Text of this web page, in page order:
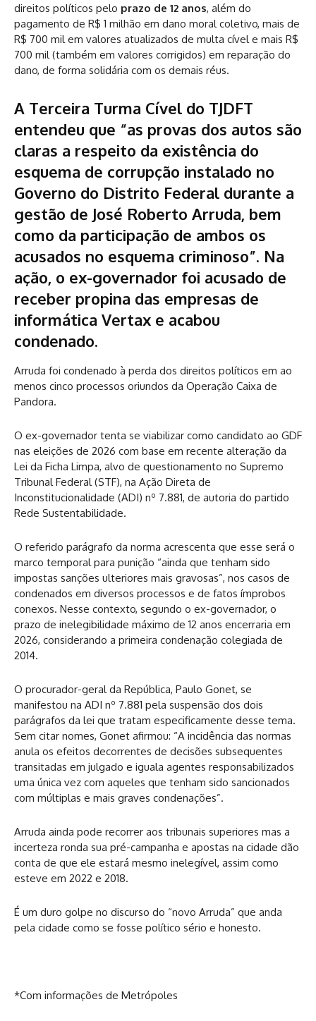
direitos políticos pelo prazo de 12 anos, além do
pagamento de R$ 1 milhão em dano moral coletivo, mais de
R$ 700 mil em valores atualizados de multa cível e mais R$
700 mil (também em valores corrigidos) em reparação do
dano, de forma solidária com os demais réus.
A Terceira Turma Cível do TJDFT
entendeu que “as provas dos autos são
claras a respeito da existência do
esquema de corrupção instalado no
Governo do Distrito Federal durante a
gestão de José Roberto Arruda , bem
como da participação de ambos os
acusados no esquema criminoso”. Na
ação, o ex-governador foi acusado de
receber propina das empresas de
informática Vertax e acabou
condenado.
Arruda foi condenado à perda dos direitos políticos em ao
menos cinco processos oriundos da Operação Caixa de
Pandora.
O ex-governador tenta se viabilizar como candidato ao GDF
nas eleições de 2026 com base em recente alteração da
Lei da Ficha Limpa, alvo de questionamento no Supremo
Tribunal Federal (STF), na Ação Direta de
Inconstitucionalidade (ADI) nº 7.881, de autoria do partido
Rede Sustentabilidade.
O referido parágrafo da norma acrescenta que esse será o
marco temporal para punição “ainda que tenham sido
impostas sanções ulteriores mais gravosas”, nos casos de
condenados em diversos processos e de fatos ímprobos
conexos. Nesse contexto, segundo o ex-governador, o
prazo de inelegibilidade máximo de 12 anos encerraria em
2026, considerando a primeira condenação colegiada de
2014.
O procurador-geral da República, Paulo Gonet, se
manifestou na ADI nº 7.881 pela suspensão dos dois
parágrafos da lei que tratam especificamente desse tema.
Sem citar nomes, Gonet afirmou: “A incidência das normas
anula os efeitos decorrentes de decisões subsequentes
transitadas em julgado e iguala agentes responsabilizados
uma única vez com aqueles que tenham sido sancionados
com múltiplas e mais graves condenações”.
Arruda ainda pode recorrer aos tribunais superiores mas a
incerteza ronda sua pré-campanha e apostas na cidade dão
conta de que ele estará mesmo inelegível, assim como
esteve em 2022 e 2018.
É um duro golpe no discurso do “novo Arruda” que anda
pela cidade como se fosse político sério e honesto.
*Com informações de Metrópoles